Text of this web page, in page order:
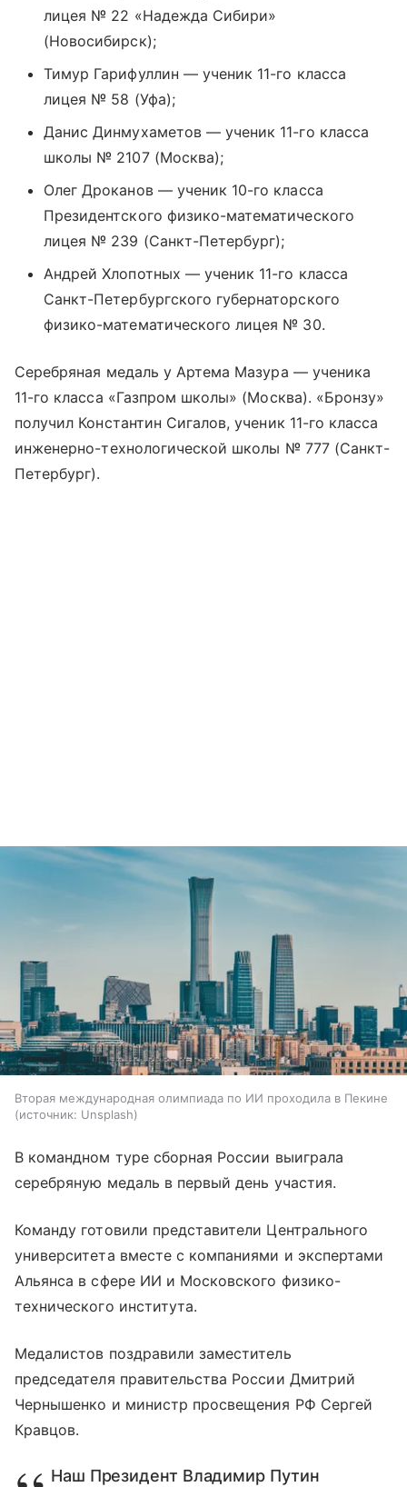
лицея № 22 «Надежда Сибири»
(Новосибирск);
Тимур Гарифуллин — ученик 11-го класса
лицея № 58 (Уфа);
Данис Динмухаметов — ученик 11-го класса
школы № 2107 (Москва);
Олег Дроканов — ученик 10-го класса
Президентского физико-математического
лицея № 239 (Санкт-Петербург);
Андрей Хлопотных — ученик 11-го класса
Санкт-Петербургского губернаторского
физико-математического лицея № 30.
Серебряная медаль у Артема Мазура — ученика
11-го класса «Газпром школы» (Москва). «Бронзу»
получил Константин Сигалов, ученик 11-го класса
инженерно-технологической школы № 777 (Санкт-
Петербург).
Вторая международная олимпиада по ИИ проходила в Пекине
источник: Unsplash
В командном туре сборная России выиграла
серебряную медаль в первый день участия.
Команду готовили представители Центрального
университета вместе с компаниями и экспертами
Альянса в сфере ИИ и Московского физико-
технического института.
Медалистов поздравили заместитель
председателя правительства России Дмитрий
Чернышенко и министр просвещения РФ Сергей
Кравцов.
Наш Президент Владимир Путин